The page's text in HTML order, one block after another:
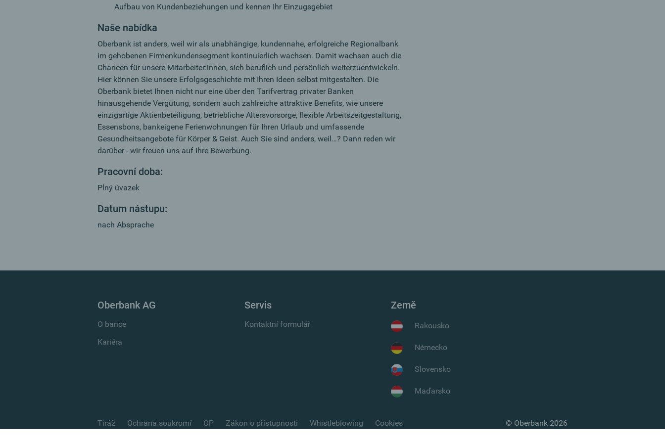
Aufbau von Kundenbeziehungen und kennen Ihr Einzugsgebiet
Naše nabídka
Oberbank ist anders, weil wir als unabhängige, kundennahe, erfolgreiche Regionalbank
im gehobenen Firmenkundensegment kontinuierlich wachsen. Damit wachsen auch die
Chancen für unsere Mitarbeiter:innen, sich beruflich und persönlich weiterzuentwickeln.
Hier können Sie unsere Erfolgsgeschichte mit Ihren Ideen selbst mitgestalten. Die
Oberbank bietet Ihnen nicht nur eine über den Tarifvertrag privater Banken
hinausgehende Vergütung, sondern auch zahlreiche attraktive Benefits, wie unsere
einzigartige Aktienbeteiligung, betriebliche Altersvorsorge, flexible Arbeitszeitgestaltung,
Essensbons, bankeigene Ferienwohnungen für Ihren Urlaub und umfassende
Gesundheitsangebote für Körper & Geist. Auch Sie sind anders, weil…? Dann reden wir
darüber - wir freuen uns auf Ihre Bewerbung.
Pracovní doba:
Plný úvazek
Datum nástupu:
nach Absprache
Oberbank AG
O bance
Kariéra
Servis
Kontaktní formulář
Země
Rakousko
Německo
Slovensko
Maďarsko
Tiráž Ochrana soukromí OP Zákon o přístupnosti Whistleblowing Cookies © Oberbank 2026